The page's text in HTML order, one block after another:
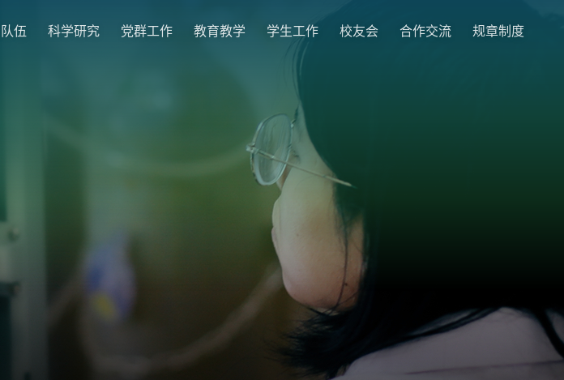
伍 科学研究 党群工作 教育教学 学生工作 校友会 合作交流 规章制度